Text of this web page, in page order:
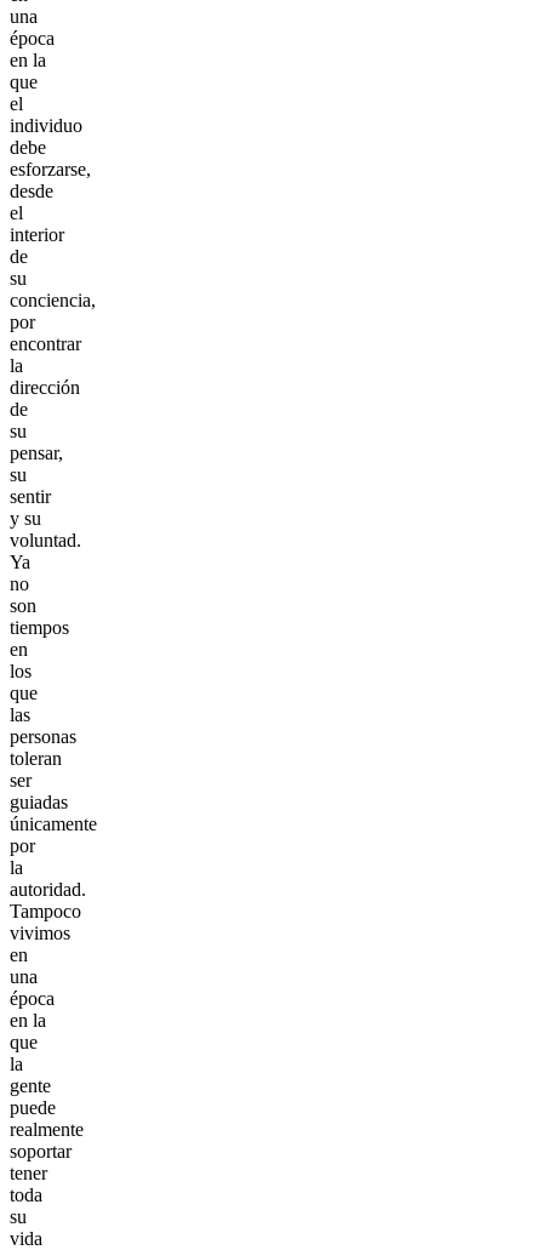
una
época
en la
que
el
individuo
debe
esforzarse,
desde
el
interior
de
su
conciencia,
por
encontrar
la
dirección
de
su
pensar,
su
sentir
y su
voluntad.
Ya
no
son
tiempos
en
los
que
las
personas
toleran
ser
guiadas
únicamente
por
la
autoridad.
Tampoco
vivimos
en
una
época
en la
que
la
gente
puede
realmente
soportar
tener
toda
su
vida